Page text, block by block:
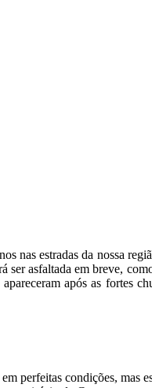
nas estradas da nossa
ser asfaltada em breve,
após as fortes
perfeitas condições, mas